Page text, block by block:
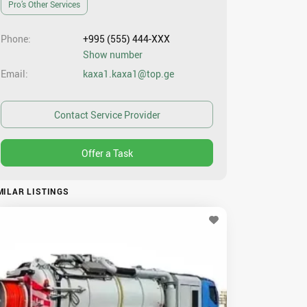
Pro’s Other Services
Phone
+995 (555) 444-XXX
Show number
Email
kaxa1.kaxa1@top.ge
LISTINGS